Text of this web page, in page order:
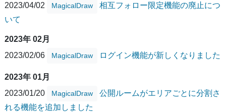
2023/04/02
MagicalDraw
相互フォロー限定機能の廃止につ
いて
2023年 02月
2023/02/06
MagicalDraw ログイン機能が新しくなりました
2023年 01月
2023/01/20
MagicalDraw
公開ルームがエリアごとに分割さ
れる機能を追加しました